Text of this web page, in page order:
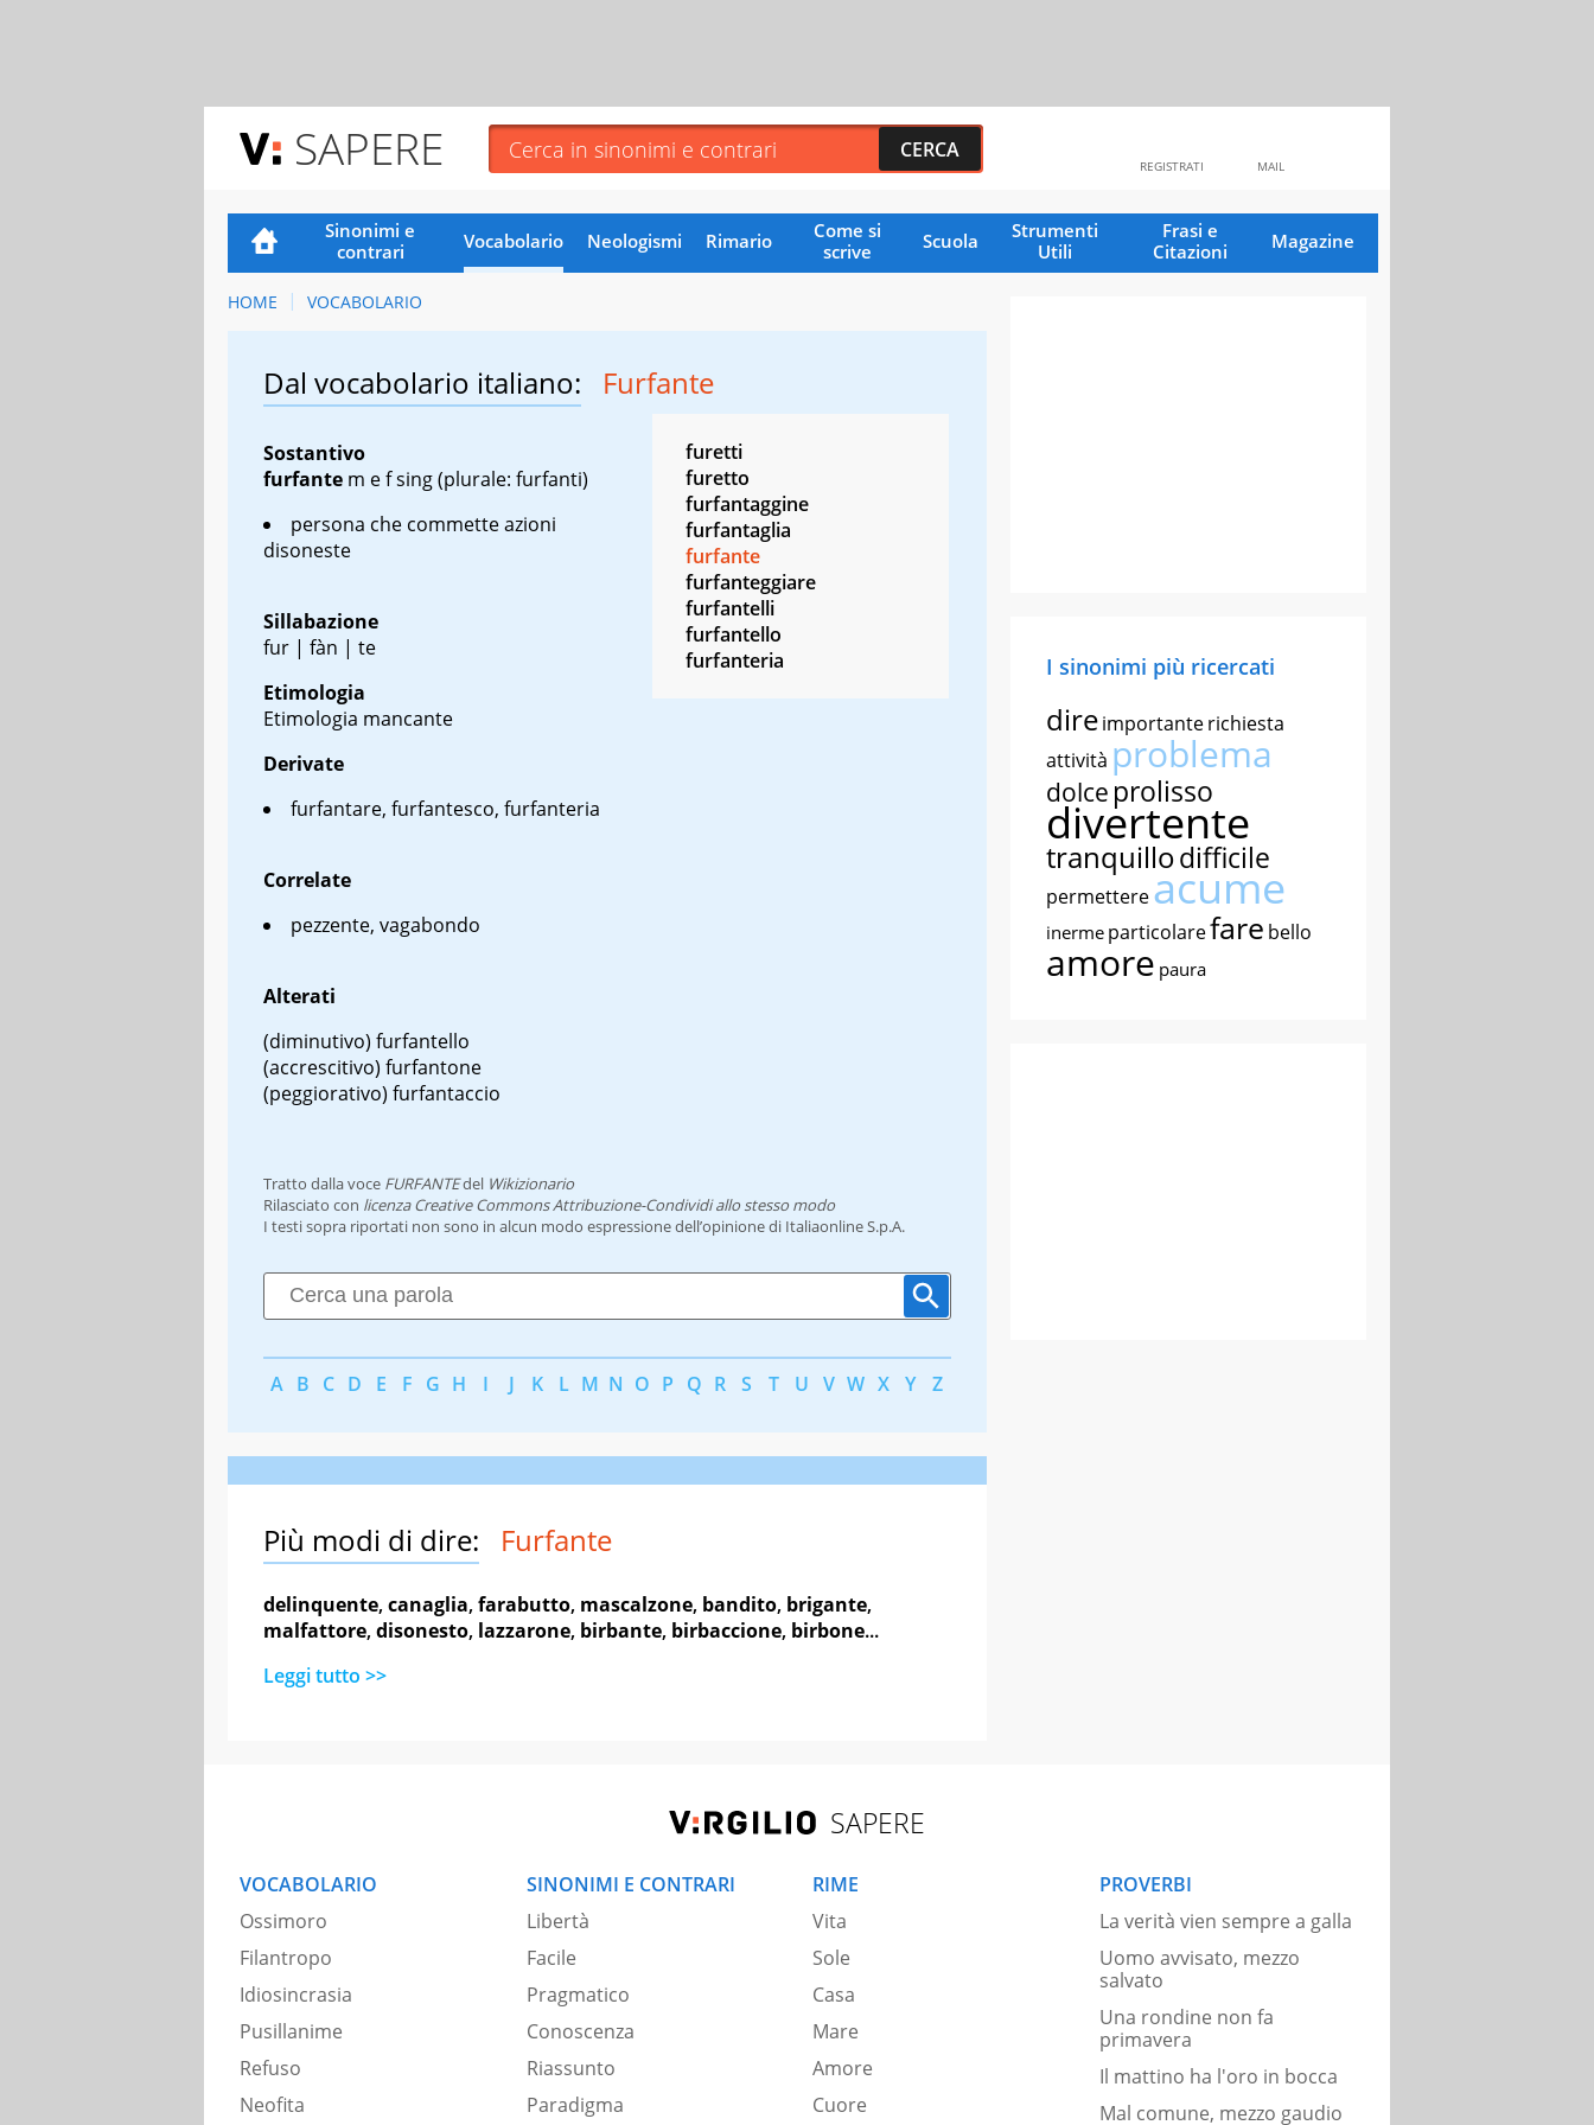
SAPERE MAIL
REGISTRATI
Sinonimi e
contrari
Vocabolario Neologismi Rimario
Come si
scrive
Scuola
Strumenti
Utili
Frasi e
Citazioni
Magazine
HOME VOCABOLARIO
Dal vocabolario italiano: Furfante
Sostantivo
furfante m ef sing(plurale: furfanti)
persona che commette azioni
disoneste
Sillabazione
fur | fàn | te
Etimologia
Etimologia mancante
Derivate
furfantare, furfantesco, furfanteria
Correlate
pezzente, vagabondo
Alterati
(diminutivo) furfantello
(accrescitivo) furfantone
(peggiorativo) furfantaccio
furetti
furetto
furfantaggine
furfantaglia
furfante
furfanteggiare
furfantelli
furfantello
furfanteria
Tratto dalla voce FURFANTEdel Wikizionario
Rilasciato con licenza Creative Commons Attribuzione-Condividi allo stesso modo
I testi sopra riportati non sono in alcun modo espressione dell’opinione di Italiaonline S.p.A.
A B C D E F G H I J K L M N O P Q R S T U V W X Y Z
Più modi di dire: Furfante
delinquente,canaglia,farabutto, mascalzone, bandito, brigante,
malfattore,disonesto, lazzarone, birbante, birbaccione, birbone...
Leggi tutto >>
I sinonimi più ricercati
direimportanterichiesta
attività problema
dolce prolisso
divertente
tranquillodifficile
permettereacume
inerme particolarefare bello
amore paura
SAPERE
VOCABOLARIO
Ossimoro
Filantropo
Idiosincrasia
Pusillanime
Refuso
Neofita
SINONIMI E CONTRARI
Libertà
Facile
Pragmatico
Conoscenza
Riassunto
Paradigma
RIME
Vita
Sole
Casa
Mare
Amore
Cuore
PROVERBI
La verità vien sempre a galla
Uomo avvisato, mezzo
salvato
Una rondine non fa
primavera
Il mattino ha l'oro in bocca
Mal comune, mezzo gaudio